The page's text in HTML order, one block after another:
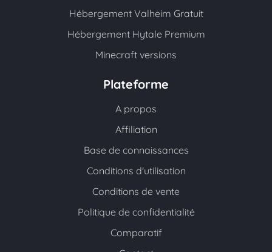
Hébergement Valheim Gratuit
Hébergement Hytale Premium
Minecraft versions
Plateforme
A propos
Affiliation
Base de connaissances
Conditions d'utilisation
Conditions de vente
Politique de confidentialité
Comparatif